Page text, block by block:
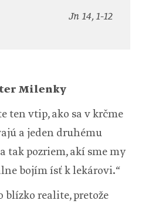
Jn 14, 1-12
Milenky
ten vtip, ako sa v krčme
a jeden druhému
tak pozriem, akí sme my
bojím ísť k lekárovi.“
blízko realite, pretože